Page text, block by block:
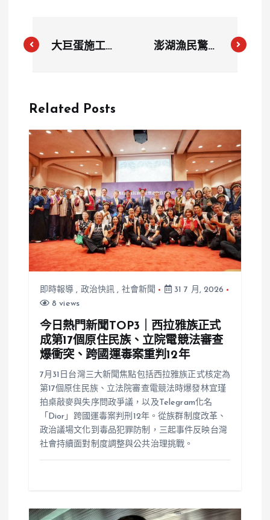
大巨蛋施工停
易曝光遭同行
澎湖漁民驚見
路徑
Related Posts
即時報導 , 政治快訊 , 社會新聞
31 7 月, 2026
8 views
今日熱門新聞TOP3｜西拉雅族正式
成第17個原住民族、立院電競法審查
爆衝突、跨國運毒案重判12年
7月31日台灣三大新聞焦點包括西拉雅族正式核定為
第17個原住民族、立法院審查電競法時爆發林宜瑾
拍桌敲麥與失序問政爭議，以及Telegram化名
「Dior」跨國運毒案判刑12年。從族群制度改革、
政治議場文化到毒品犯罪防制，三起事件反映台灣
社會持續面對制度調整與公共治理挑戰。